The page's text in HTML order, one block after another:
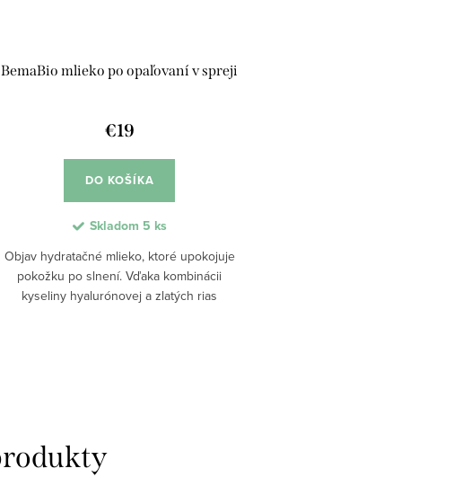
BemaBio mlieko po opaľovaní v spreji
€19
DO KOŠÍKA
Skladom 5 ks
Objav hydratačné mlieko, ktoré upokojuje
pokožku po slnení. Vďaka kombinácii
kyseliny hyalurónovej a zlatých rias